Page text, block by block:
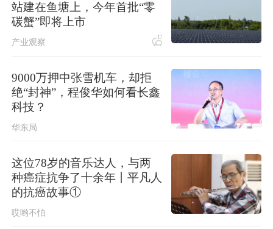
外交部：日本“再军事化”已成地区和平
稳现实威胁，必须高度警惕
站建在鱼塘上，今年首批“零
碳蟹”即将上市
产业观察 17
9000万押中张雪机车，却拒
绝“封神”，程俊华如何看长鑫
科技？
华东局
这位78岁的音乐达人，与两
种癌症抗争了十余年丨平凡人
的抗癌故事①
哎哟不怕